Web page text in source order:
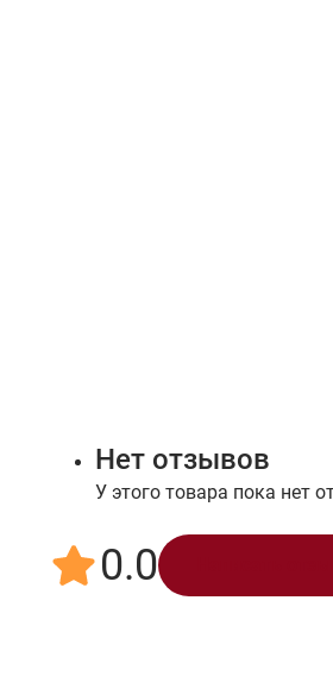
Нет отзывов
У этого товара пока нет
0.0